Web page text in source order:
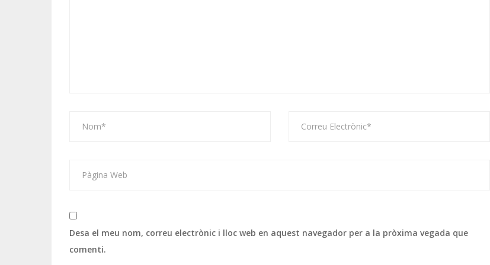
Desa el meu nom, correu electrònic i lloc web en aquest navegador per a la pròxima vegada que
comenti.